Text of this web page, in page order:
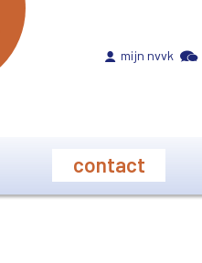
mijn nvvk
contact